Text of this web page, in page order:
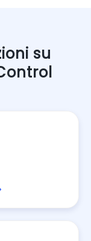
su